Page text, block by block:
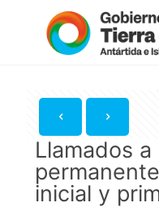
Llamados
inicial y